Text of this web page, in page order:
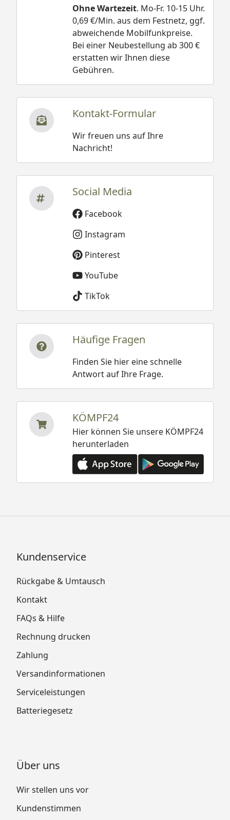
Ohne Wartezeit. Mo-Fr. 10-15 Uhr.
0,69 €/Min. aus dem Festnetz, ggf.
abweichende Mobilfunkpreise.
Bei einer Neubestellung ab 300 €
erstatten wir Ihnen diese
Gebühren.
Kontakt-Formular
Wir freuen uns auf Ihre
Nachricht!
Social Media
Facebook
Instagram
Pinterest
YouTube
TikTok
Häufige Fragen
Finden Sie hier eine schnelle
Antwort auf Ihre Frage.
KÖMPF24
Hier können Sie unsere KÖMPF24
herunterladen
Kundenservice
Rückgabe & Umtausch
Kontakt
FAQs & Hilfe
Rechnung drucken
Zahlung
Versandinformationen
Serviceleistungen
Batteriegesetz
Über uns
Wir stellen uns vor
Kundenstimmen